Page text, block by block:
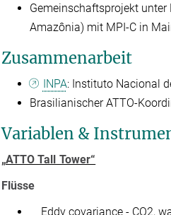
Gemeinschaftsprojekt
Amazônia) mit MPI-C in
Zusammenarbeit
INPA: Instituto Nacional
Brasilianischer ATTO-
Variablen &
„ATTO Tall Tower“
Flüsse
Eddy covariance - CO2,